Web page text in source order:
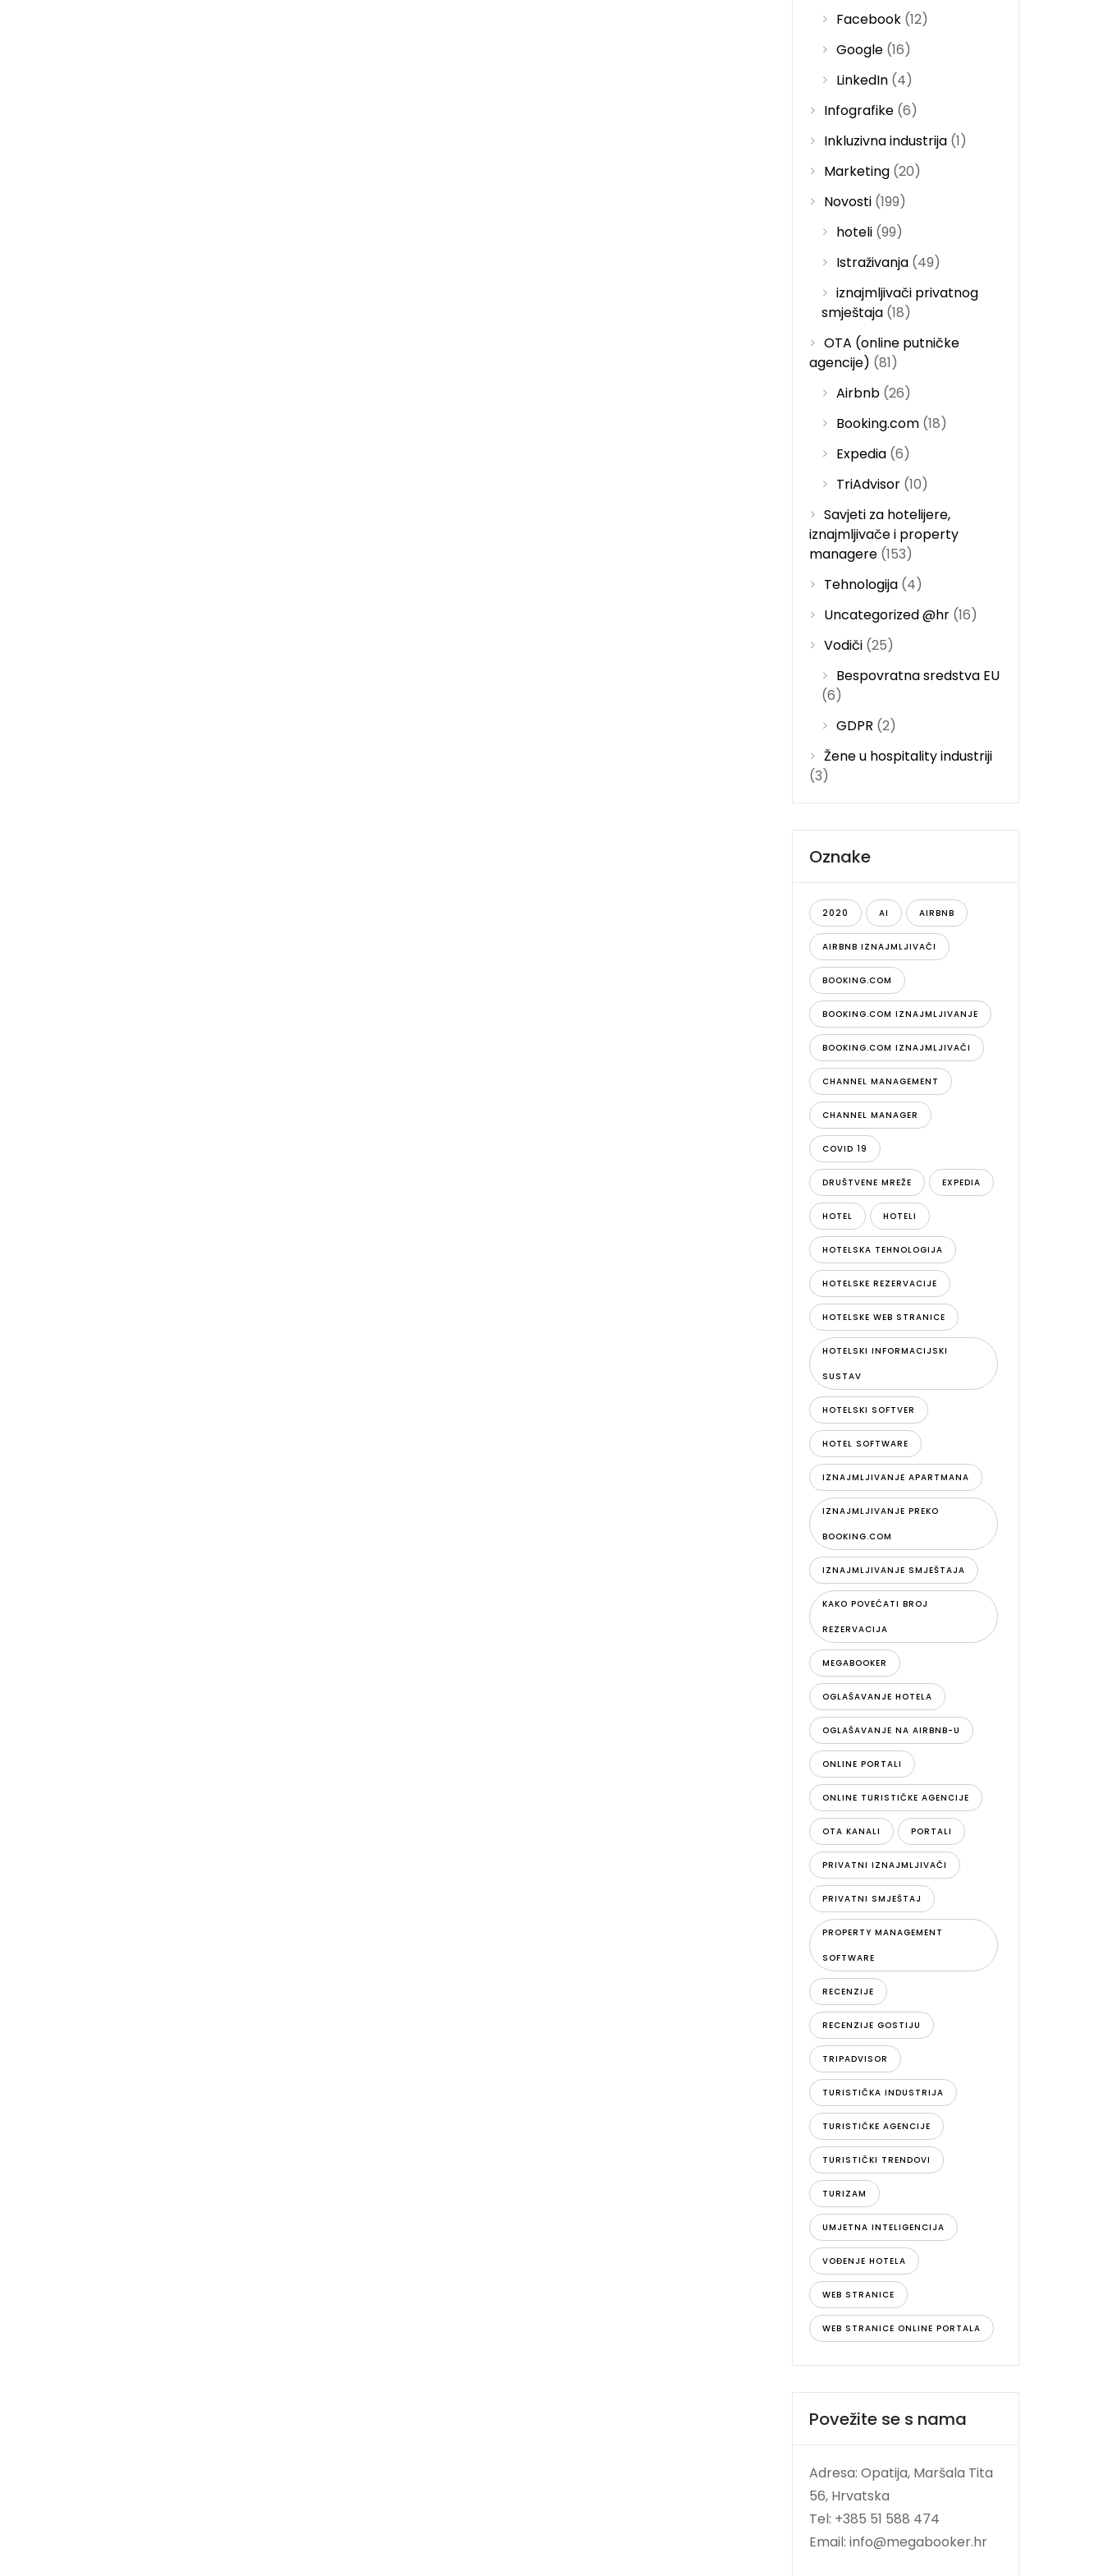
Facebook(12)
Google(16)
LinkedIn(4)
Infografike(6)
Inkluzivna industrija(1)
Marketing(20)
Novosti(199)
hoteli(99)
Istraživanja(49)
iznajmljivači privatnog
smještaja(18)
OTA (online putničke
agencije) (81)
Airbnb(26)
Booking.com(18)
Expedia(6)
TriAdvisor(10)
Savjeti za hotelijere,
iznajmljivače i property
managere(153)
Tehnologija(4)
Uncategorized @hr(16)
Vodiči(25)
Bespovratna sredstva EU
(6)
GDPR (2)
Žene u hospitality industriji
(3)
Oznake
2020 AI AIRBNB
AIRBNB IZNAJMLJIVAČI
BOOKING.COM
BOOKING.COM IZNAJMLJIVANJE
BOOKING.COM IZNAJMLJIVAČI
CHANNEL MANAGEMENT
CHANNEL MANAGER
COVID 19
DRUŠTVENE MREŽE EXPEDIA
HOTEL HOTELI
HOTELSKA TEHNOLOGIJA
HOTELSKE REZERVACIJE
HOTELSKE WEB STRANICE
HOTELSKI INFORMACIJSKI
SUSTAV
HOTELSKI SOFTVER
HOTEL SOFTWARE
IZNAJMLJIVANJE APARTMANA
IZNAJMLJIVANJE PREKO
BOOKING.COM
IZNAJMLJIVANJE SMJEŠTAJA
KAKO POVEĆATI BROJ
REZERVACIJA
MEGABOOKER
OGLAŠAVANJE HOTELA
OGLAŠAVANJE NA AIRBNB-U
ONLINE PORTALI
ONLINE TURISTIČKE AGENCIJE
OTA KANALI PORTALI
PRIVATNI IZNAJMLJIVAČI
PRIVATNI SMJEŠTAJ
PROPERTY MANAGEMENT
SOFTWARE
RECENZIJE
RECENZIJE GOSTIJU
TRIPADVISOR
TURISTIČKA INDUSTRIJA
TURISTIČKE AGENCIJE
TURISTIČKI TRENDOVI
TURIZAM
UMJETNA INTELIGENCIJA
VOĐENJE HOTELA
WEB STRANICE
WEB STRANICE ONLINE PORTALA
Povežite se s nama
Adresa: Opatija, Maršala Tita
56, Hrvatska
Tel: +385 51 588 474
Email: info@megabooker.hr